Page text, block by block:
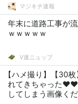
マジキチ速報
年末に道路工事が
ｗｗｗｗｗ
V速ニュップ
【ハメ撮り】【30
れてきちゃった♥♥
してしまう画像く